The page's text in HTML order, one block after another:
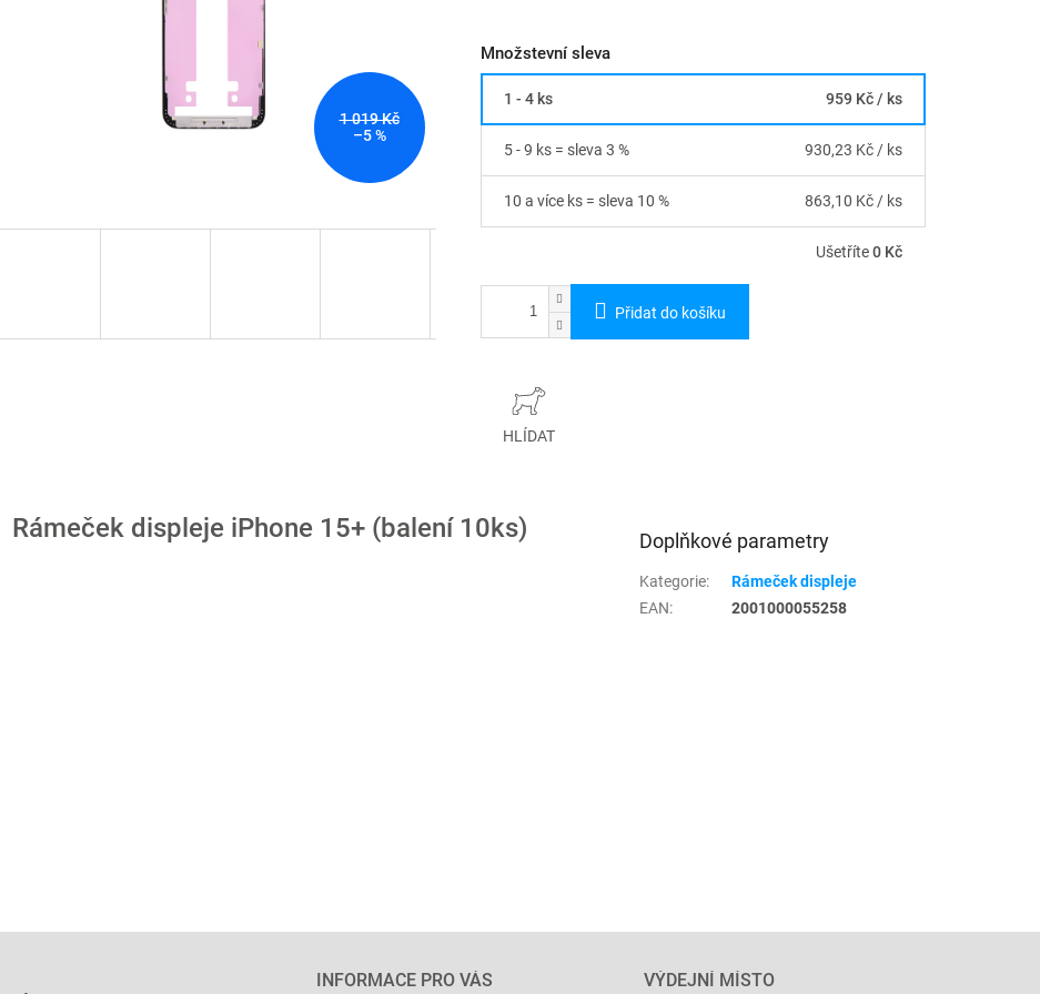
1 019 Kč
–5 %
Množstevní sleva
1 - 4 ks 959 Kč / ks
5 - 9 ks = sleva 3 % 930,23 Kč / ks
10 a více ks = sleva 10 % 863,10 Kč / ks
Ušetříte0 Kč
Přidat do košíku
HLÍDAT
Rámeček displeje iPhone 15+ (balení 10ks) Doplňkové parametry
Kategorie:
Rámeček displeje
EAN: 2001000055258
INFORMACE PRO VÁS VÝDEJNÍ MÍSTO